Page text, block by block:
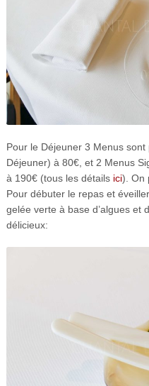
Pour le Déjeuner 3 Menus
Déjeuner) à 80€, et 2 Menus
à 190€ (tous les détails ici). On
Pour débuter le repas et
gelée verte à base d’algues et
délicieux: